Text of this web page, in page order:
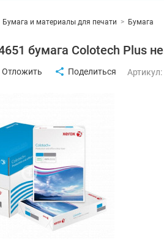
Бумага и материалы для печати > Бумага
бумага Colotech Plus
Отложить Поделиться Артикул: